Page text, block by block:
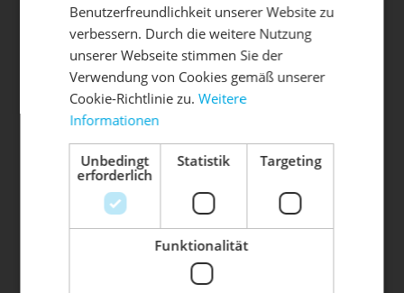
ORBEA
RANGE EXTENDER HOLDER MAHLE
25,00 € *
SALE
X
DIE SONNE LACHT, DEIN
RAD ERWACHT
Mach dein Bike frühlingsfit - gönn
ihm den Service, den es verdient!
Dein Bike braucht Service, Wartung
oder ein Update?
Buche dir jetzt deinen Termin.
Benutzerfreundlichkeit unserer Website zu
verbessern. Durch die weitere Nutzung
unserer Webseite stimmen Sie der
Verwendung von Cookies gemäß unserer
Cookie-Richtlinie zu.Weitere
Informationen
Unbedingt
erforderlich
Statistik Targeting
Funktionalität